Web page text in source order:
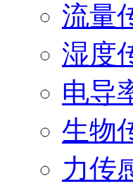
流量
湿度
电导
生物
力传